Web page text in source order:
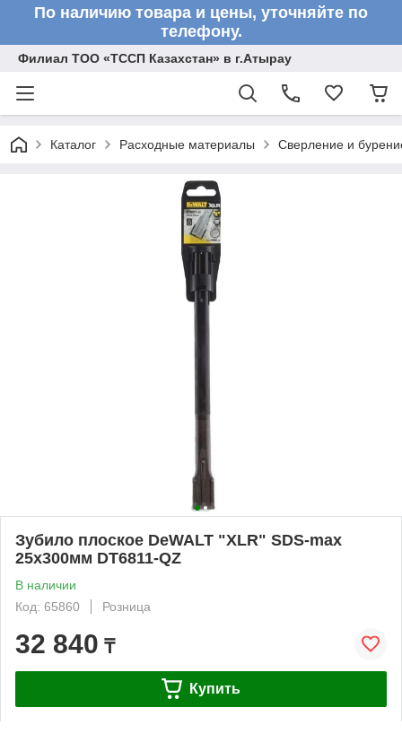
По наличию товара и цены, уточняйте по
телефону.
Филиал ТОО «ТССП Казахстан» в г.Атырау
Каталог Расходные материалы Сверление и
Зубило плоское DeWALT "XLR" SDS-max
25х300мм DT6811-QZ
В наличии
Код: 65860
Розница
32 840 ₸
Купить